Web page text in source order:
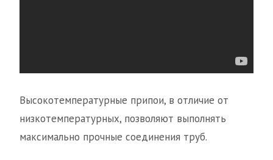
Высокотемпературные припои, в отличие от
низкотемпературных, позволяют выполнять
максимально прочные соединения труб.